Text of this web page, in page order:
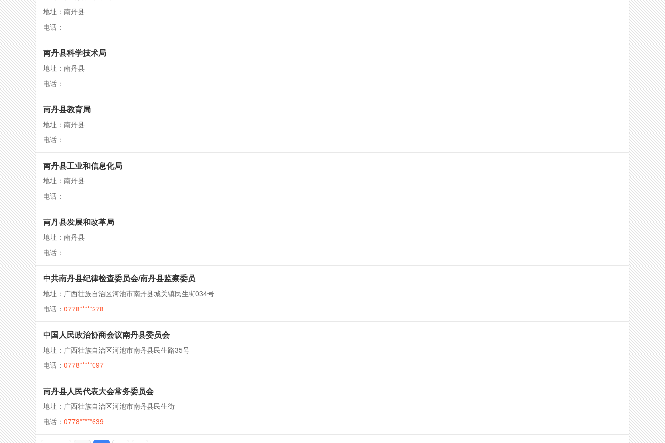
地址：南丹县
电话：
南丹县科学技术局
地址：南丹县
电话：
南丹县教育局
地址：南丹县
电话：
南丹县工业和信息化局
地址：南丹县
电话：
南丹县发展和改革局
地址：南丹县
电话：
中共南丹县纪律检查委员会/南丹县监察委员
地址：广西壮族自治区河池市南丹县城关镇民生街034号
电话： 0778*****278
中国人民政治协商会议南丹县委员会
地址：广西壮族自治区河池市南丹县民生路35号
电话： 0778*****097
南丹县人民代表大会常务委员会
地址：广西壮族自治区河池市南丹县民生街
电话： 0778*****639